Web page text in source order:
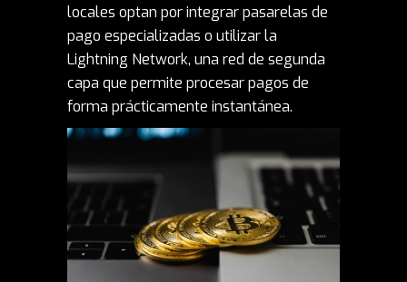
locales optan por integrar pasarelas de
pago especializadas o utilizar la
Lightning Network, una red de segunda
capa que permite procesar pagos de
forma prácticamente instantánea.